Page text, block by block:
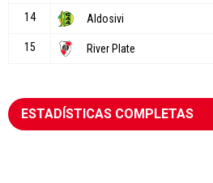
ESTADÍSTICAS COMPLETAS